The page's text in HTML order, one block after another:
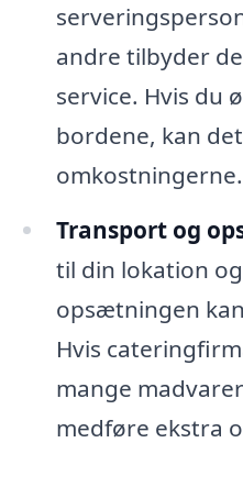
andre tilbyder
service. Hvis du
bordene, kan
omkostningerne.
Transport og
til din lokation
opsætningen
Hvis
mange
medføre ekstra